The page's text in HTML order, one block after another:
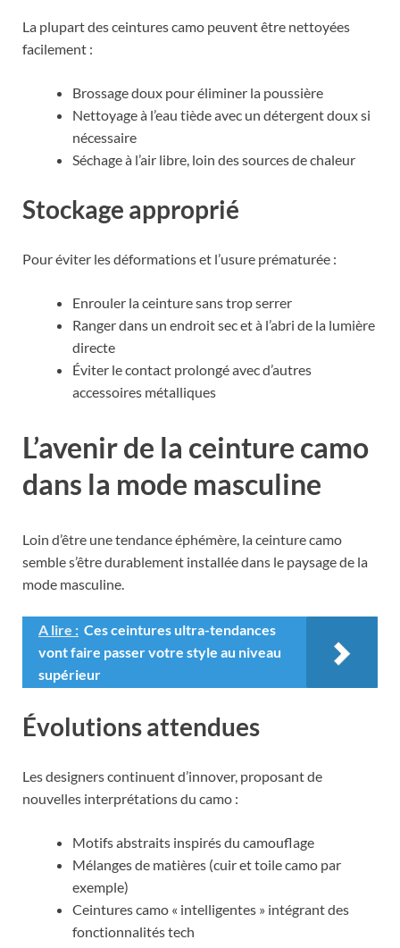
La plupart des ceintures camo peuvent être nettoyées
facilement :
Brossage doux pour éliminer la poussière
Nettoyage à l’eau tiède avec un détergent doux si
nécessaire
Séchage à l’air libre, loin des sources de chaleur
Stockage approprié
Pour éviter les déformations et l’usure prématurée :
Enrouler la ceinture sans trop serrer
Ranger dans un endroit sec et à l’abri de la lumière
directe
Éviter le contact prolongé avec d’autres
accessoires métalliques
L’avenir de la ceinture camo
dans la mode masculine
Loin d’être une tendance éphémère, la ceinture camo
semble s’être durablement installée dans le paysage de la
mode masculine.
A lire : Ces ceintures ultra-tendances
vont faire passer votre style au niveau
supérieur
Évolutions attendues
Les designers continuent d’innover, proposant de
nouvelles interprétations du camo :
Motifs abstraits inspirés du camouflage
Mélanges de matières (cuir et toile camo par
exemple)
Ceintures camo « intelligentes » intégrant des
fonctionnalités tech